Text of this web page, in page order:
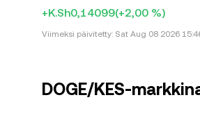
+K.Sh0,14099(+2,00 %)
Viimeksi päivitetty: Sat Aug 08 2026
DOGE/KES-